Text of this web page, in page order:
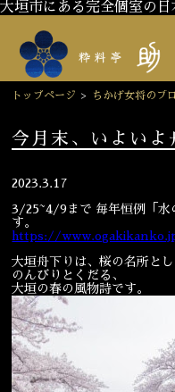
大垣市にある完全個室の
トップページ > ちかげ女将のブ
今月末、いよいよ
2023.3.17
3/25~4/9まで 毎年恒例「
す。
https://
大垣舟下りは、桜の名所と
のんびりとくだ る、
大垣の春の風物詩です。
季節のお料理
お飲み物
お部屋のご紹介
結婚式・披露宴
ご接待